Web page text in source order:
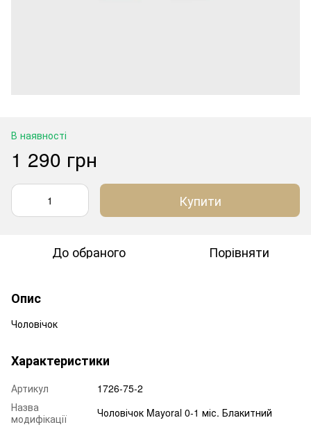
В наявності
1 290 грн
Купити
До обраного Порівняти
Опис
Чоловічок
Характеристики
Артикул
1726-75-2
Назва
модифікації
Чоловічок Mayoral 0-1 міс. Блакитний